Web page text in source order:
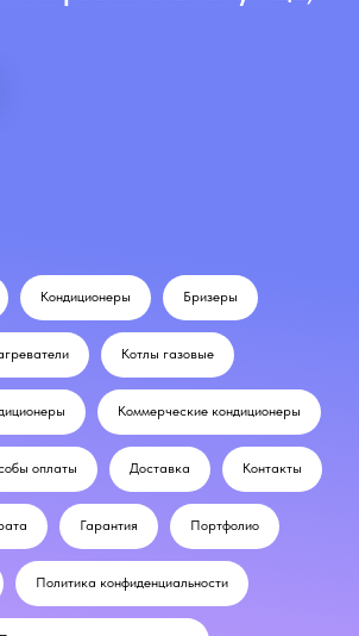
Кондиционеры Бризеры
Котлы газовые
Коммерческие кондиционеры
оплаты Доставка Контакты
Гарантия Портфолио
Политика конфиденциальности